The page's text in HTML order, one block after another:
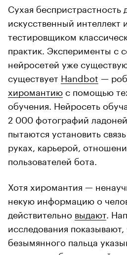
Сухая беспристрастность
искусственный интеллект
тестировщиком
практик. Эксперименты с
нейросетей уже
существует Handbot —
хиромантию с помощью
обучения. Нейросеть
2 000 фотографий
пытаются установить
руках, карьерой,
пользователей бота.
Хотя хиромантия —
некую информацию о
действительно выдают.
исследования
безымянного пальца